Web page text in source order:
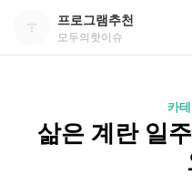
프로그램추천
모두의핫이슈
카
삶은 계란 일